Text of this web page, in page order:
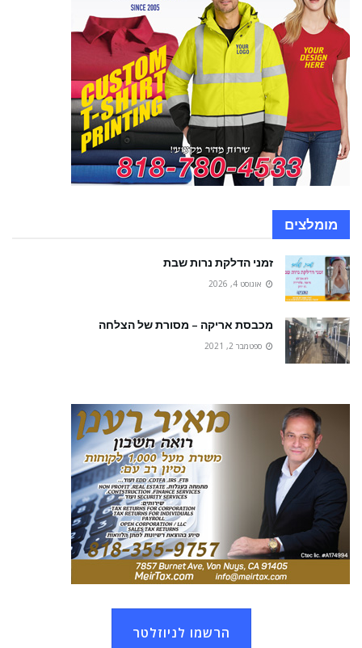
מומלצים
זמני הדלקת נרות שבת
אוגוסט 4, 2026
מכבסת אריקה – מסורת של הצלחה
ספטמבר 2, 2021
הרשמו לניוזלטר